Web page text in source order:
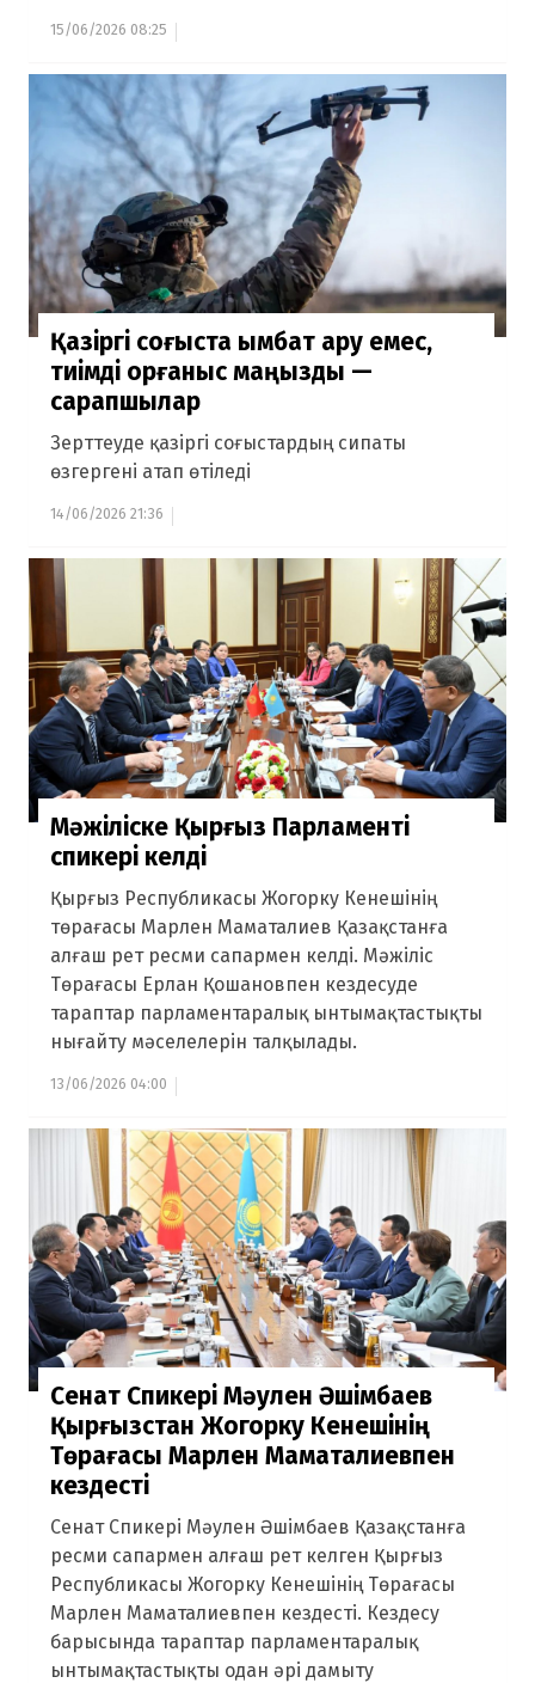
15/06/2026 08:25
Қазіргі соғыста қымбат қару емес,
тиімді қорғаныс маңызды —
сарапшылар
Зерттеуде қазіргі соғыстардың сипаты
өзгергені атап өтіледі
14/06/2026 21:36
Мәжіліске Қырғыз Парламенті
спикері келді
Қырғыз Республикасы Жогорку Кенешінің
төрағасы Марлен Маматалиев Қазақстанға
алғаш рет ресми сапармен келді. Мәжіліс
Төрағасы Ерлан Қошановпен кездесуде
тараптар парламентаралық ынтымақтастықты
нығайту мәселелерін талқылады.
13/06/2026 04:00
Сенат Спикері Мәулен Әшімбаев
Қырғызстан Жогорку Кенешінің
Төрағасы Марлен Маматалиевпен
кездесті
Сенат Спикері Мәулен Әшімбаев Қазақстанға
ресми сапармен алғаш рет келген Қырғыз
Республикасы Жогорку Кенешінің Төрағасы
Марлен Маматалиевпен кездесті. Кездесу
барысында тараптар парламентаралық
ынтымақтастықты одан әрі дамыту